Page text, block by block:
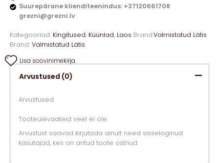
Suurepärane klienditeenindus: +37120661708
grezni@grezni.lv
Kategooriad: Kingitused, Küünlad, Laos Brand:Valmistatud Lätis
Brand: Valmistatud Lätis
Lisa soovinimekirja
Arvustused (0)
Arvustused
Tooteülevaateid veel ei ole.
Arvustust saavad kirjutada ainult need sisseloginud
kasutajad, kes on antud toote ostnud.